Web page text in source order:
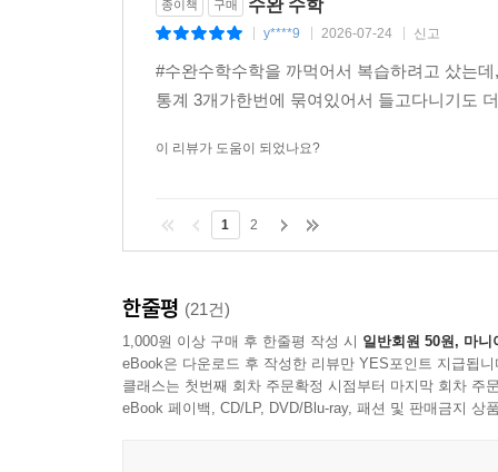
종이책 구매 수완 수학
y****9 2026-07-24 신고
#수완수학수학을 까먹어서 복습하려고 샀는
통계 3개가한번에 묶여있어서 들고다니기도
이 리뷰가 도움이 되었나요?
1 2
한줄평 (21건)
1,000원 이상 구매 후 한줄평 작성 시 일반회원 50원, 마니
eBook은 다운로드 후 작성한 리뷰만 YES포인트 지급됩니
클래스는 첫번째 회차 주문확정 시점부터 마지막 회차 주
eBook 페이백, CD/LP, DVD/Blu-ray, 패션 및 판매금지 상